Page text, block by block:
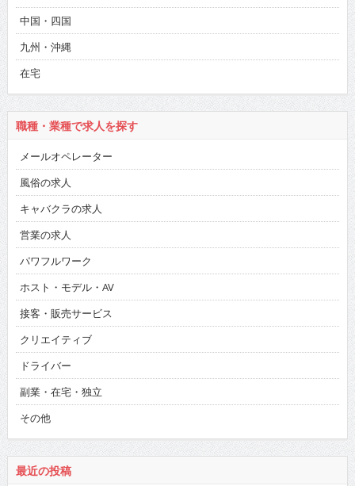
中国・四国
九州・沖縄
在宅
職種・業種で求人を探す
メールオペレーター
風俗の求人
キャバクラの求人
営業の求人
パワフルワーク
ホスト・モデル・AV
接客・販売サービス
クリエイティブ
ドライバー
副業・在宅・独立
その他
最近の投稿